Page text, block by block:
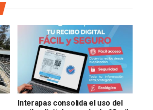
Interapas consolida el uso del